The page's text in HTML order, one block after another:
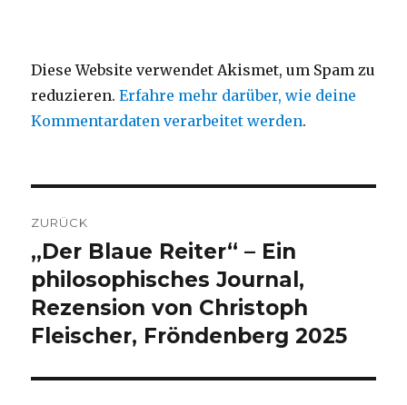
Diese Website verwendet Akismet, um Spam zu
reduzieren.Erfahre mehr darüber, wie deine
Kommentardaten verarbeitet werden.
ZURÜCK
Vorheriger
Beitrag:
„Der Blaue Reiter“ – Ein
philosophisches Journal,
Rezension von Christoph
Fleischer, Fröndenberg 2025